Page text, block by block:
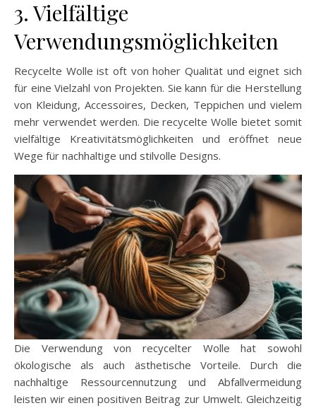
3. Vielfältige
Verwendungsmöglichkeiten
Recycelte Wolle ist oft von hoher Qualität und eignet sich
für eine Vielzahl von Projekten. Sie kann für die Herstellung
von Kleidung, Accessoires, Decken, Teppichen und vielem
mehr verwendet werden. Die recycelte Wolle bietet somit
vielfältige Kreativitätsmöglichkeiten und eröffnet neue
Wege für nachhaltige und stilvolle Designs.
Die Verwendung von recycelter Wolle hat sowohl
ökologische als auch ästhetische Vorteile. Durch die
nachhaltige Ressourcennutzung und Abfallvermeidung
leisten wir einen positiven Beitrag zur Umwelt. Gleichzeitig